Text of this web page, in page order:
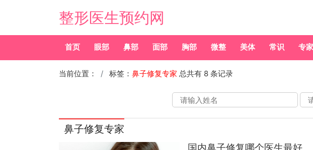
整形医生预约网
首页 眼部 鼻部 面部 胸部 微整 美体 常识 专家
当前位置： 标签： 鼻子修复专家 总共有 8 条记录
鼻子修复专家
国内鼻子修复哪个医生最好